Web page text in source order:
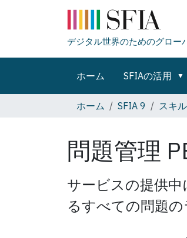
デジタル世界のためのグロー
ホーム SFIAの活用
ホーム SFIA 9 スキル
問題管理
サービスの提供
るすべての問題